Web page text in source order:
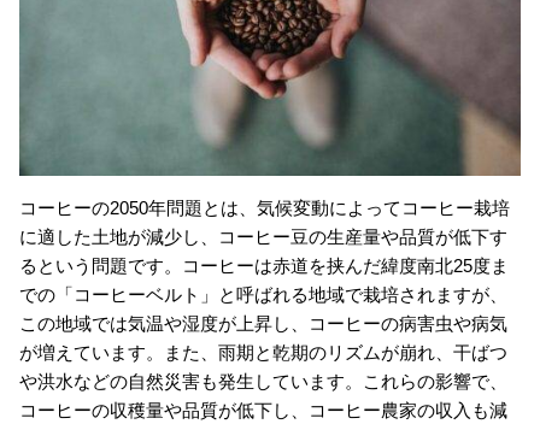
コーヒーの2050年問題とは、気候変動によってコーヒー栽培
に適した土地が減少し、コーヒー豆の生産量や品質が低下す
るという問題です。コーヒーは赤道を挟んだ緯度南北25度ま
での「コーヒーベルト」と呼ばれる地域で栽培されますが、
この地域では気温や湿度が上昇し、コーヒーの病害虫や病気
が増えています。また、雨期と乾期のリズムが崩れ、干ばつ
や洪水などの自然災害も発生しています。これらの影響で、
コーヒーの収穫量や品質が低下し、コーヒー農家の収入も減